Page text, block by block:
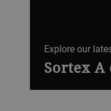
Explore our
Sortex